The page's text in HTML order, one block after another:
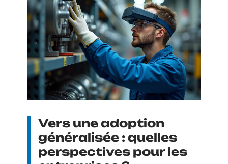
Vers une adoption
généralisée : quelles
perspectives pour les